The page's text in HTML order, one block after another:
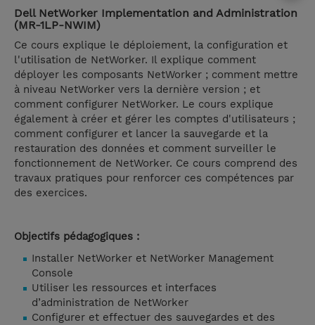
Dell NetWorker Implementation and Administration
(MR-1LP-NWIM)
Ce cours explique le déploiement, la configuration et
l'utilisation de NetWorker. Il explique comment
déployer les composants NetWorker ; comment mettre
à niveau NetWorker vers la dernière version ; et
comment configurer NetWorker. Le cours explique
également à créer et gérer les comptes d'utilisateurs ;
comment configurer et lancer la sauvegarde et la
restauration des données et comment surveiller le
fonctionnement de NetWorker. Ce cours comprend des
travaux pratiques pour renforcer ces compétences par
des exercices.
Objectifs pédagogiques :
Installer NetWorker et NetWorker Management
Console
Utiliser les ressources et interfaces
d’administration de NetWorker
Configurer et effectuer des sauvegardes et des